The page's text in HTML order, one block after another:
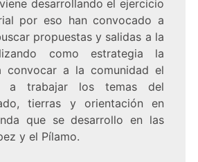
desarrollando el ejercicio
por eso han convocado a
propuestas y salidas a la
como estrategia la
convocar a la comunidad el
a trabajar los temas del
tierras y orientación en
que se desarrollo en las
y el Pílamo.